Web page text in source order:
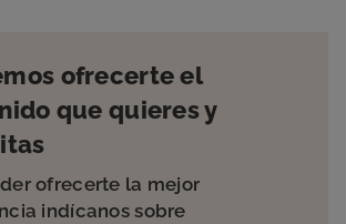
ofrecerte el
que quieres y
ofrecerte la mejor
indícanos sobre